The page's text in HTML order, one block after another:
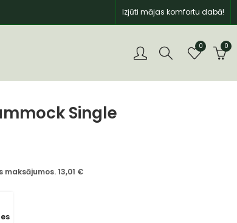
Izjūti mājas komfortu dabā!
0 0
Single
maksājumos.13,01 €